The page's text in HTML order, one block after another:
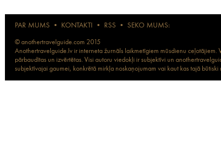
PAR MUMS • KONTAKTI • RSS • SEKO MUMS:
© anothertravelguide.com 2015
Anothertravelguide.lv ir interneta žurnāls laikmetīgiem mūsdienu
pārbaudītas un izvērtētas. Visi autoru viedokļi ir subjektīvi un
subjektīvajai gaumei, konkrētā mirkļa noskaņojumam vai kaut kas tajā